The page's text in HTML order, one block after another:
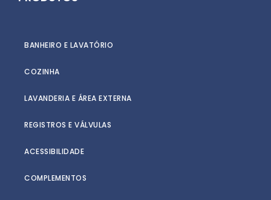
BANHEIRO E LAVATÓRIO
COZINHA
LAVANDERIA E ÁREA EXTERNA
REGISTROS E VÁLVULAS
ACESSIBILIDADE
COMPLEMENTOS